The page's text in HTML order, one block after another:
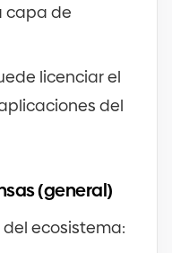
capa de
licenciar el
del
(general)
ecosistema: